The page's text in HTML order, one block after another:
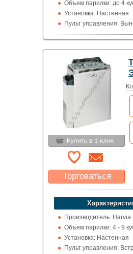
Объем парилки: до 4
Установка: Настенная
Пульт управления:
100 град.)
Торговаться
Какая цена Вас
устроит?
Указать цену
Производитель:
Объем парилки: 4 - 9
Установка: Настенная
Пульт управления: